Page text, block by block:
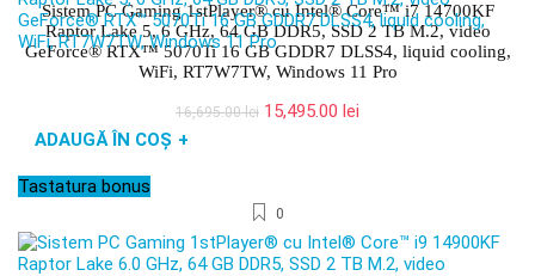
Sistem PC Gaming 1stPlayer® cu Intel® Core™ i7 14700KF
Raptor Lake 5, 6 GHz, 64 GB DDR5, SSD 2 TB M.2, video
GeForce® RTX™ 5070Ti 16 GB GDDR7 DLSS4, liquid cooling,
WiFi, RT7W7TW, Windows 11 Pro
16,695.00lei Prețul
15,495.00 lei
ADAUGĂ ÎN COȘ +
Tastatura bonus
0